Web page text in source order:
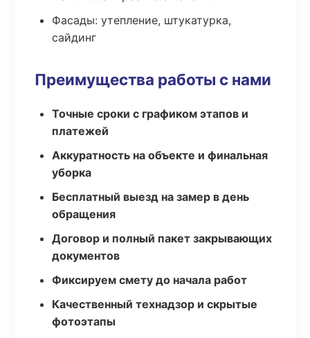
Фасады: утепление, штукатурка,
сайдинг
Преимущества работы с нами
Точные сроки с графиком этапов и
платежей
Аккуратность на объекте и финальная
уборка
Бесплатный выезд на замер в день
обращения
Договор и полный пакет закрывающих
документов
Фиксируем смету до начала работ
Качественный технадзор и скрытые
фотоэтапы